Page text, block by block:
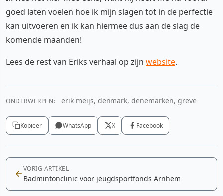
goed laten voelen hoe ik mijn slagen tot in de perfectie
kan uitvoeren en ik kan hiermee dus aan de slag de
komende maanden!
Lees de rest van Eriks verhaal op zijn website.
ONDERWERPEN: erik meijs, denmark, denemarken, greve
Kopieer WhatsApp X Facebook
VORIG ARTIKEL
Badmintonclinic voor jeugdsportfonds Arnhem